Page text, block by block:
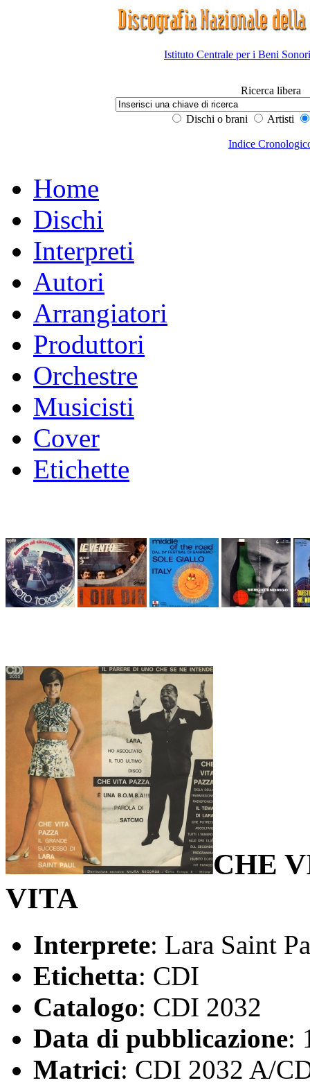
Istituto Centrale per i Beni
Ricerca libera
Dischi o brani Artisti
Indice
Home
Dischi
Interpreti
Autori
Arrangiatori
Produttori
Orchestre
Musicisti
Cover
Etichette
CHE
VITA
Interprete: Lara Saint
Etichetta: CDI
Catalogo: CDI 2032
Data di pubblicazione:
Matrici: CDI 2032 A/